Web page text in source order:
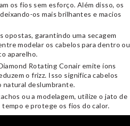
os fios sem esforço. Além disso, os
os mais brilhantes e macios
opostas, garantindo uma secagem
modelar os cabelos para dentro ou
aparelho.
Rotating Conair emite íons
o frizz. Isso significa cabelos
natural deslumbrante.
ou a modelagem, utilize o jato de
tempo e protege os fios do calor.